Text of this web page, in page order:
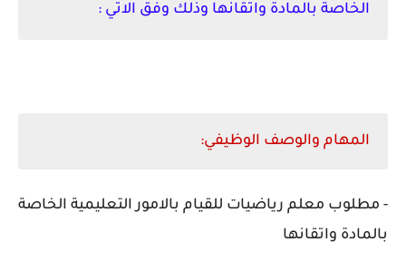
الخاصة بالمادة واتقانها وذلك وفق الاتي :
المهام والوصف الوظيفي:
- مطلوب معلم رياضيات للقيام بالامور التعليمية الخاصة
بالمادة واتقانها